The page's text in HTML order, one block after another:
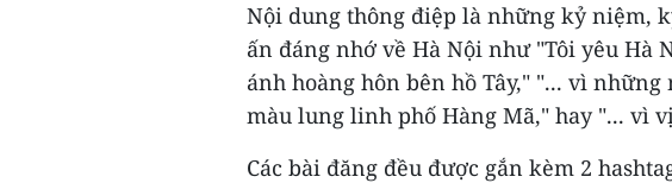
Nội dung thông điệp là những kỷ niệm,
ấn đáng nhớ về Hà Nội như "Tôi yêu Hà
ánh hoàng hôn bên hồ Tây," "... vì
màu lung linh phố Hàng Mã," hay "... vì
Các bài đăng đều được gắn kèm 2